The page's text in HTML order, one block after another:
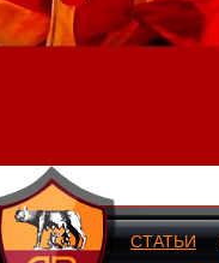
СТАТЬИ